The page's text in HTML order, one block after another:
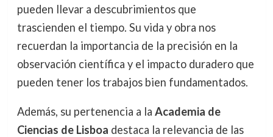
pueden llevar a descubrimientos que
trascienden el tiempo. Su vida y obra nos
recuerdan la importancia de la precisión en la
observación científica y el impacto duradero que
pueden tener los trabajos bien fundamentados.
Además, su pertenencia a la Academia de
Ciencias de Lisboa destaca la relevancia de las